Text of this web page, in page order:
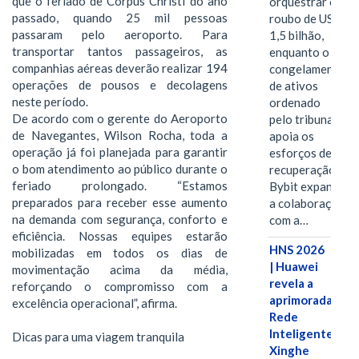
passado, quando 25 mil pessoas
passaram pelo aeroporto. Para
transportar tantos passageiros, as
companhias aéreas deverão realizar 194
operações de pousos e decolagens
neste período.
De acordo com o gerente do Aeroporto
de Navegantes, Wilson Rocha, toda a
operação já foi planejada para garantir
o bom atendimento ao público durante o
feriado prolongado. “Estamos
preparados para receber esse aumento
na demanda com segurança, conforto e
eficiência. Nossas equipes estarão
mobilizadas em todos os dias de
movimentação acima da média,
reforçando o compromisso com a
excelência operacional”, afirma.
Dicas para uma viagem tranquila
roubo de US$
1,5 bilhão,
enquanto o
congelamento
de ativos
ordenado
pelo tribunal
apoia os
esforços de
recuperação e
Bybit expande
a colaboração
com a…
HNS 2026
| Huawei
revela a
aprimorada
Rede
Inteligente
Xinghe